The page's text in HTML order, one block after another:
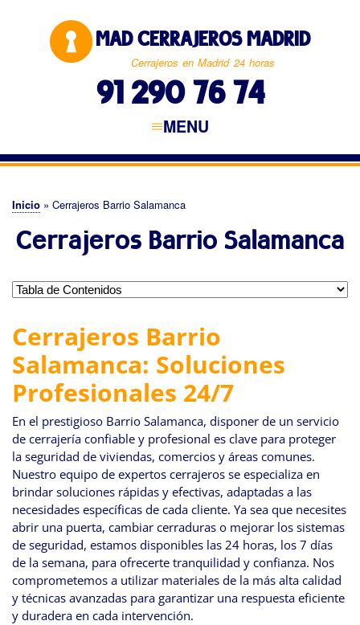
al
contenido
principal
MAD CERRAJEROS MADRID
Cerrajeros en Madrid 24 horas
91 290 76 74
principal
MENU
CERRAJEROS MADRID
MADRID CAPITAL
NORTE DE MADRID
ESTE DE MADRID
SUR DE MADRID
OESTE DE MADRID
Sobrescribir
enlaces
ayuda
la
navegación
Inicio Cerrajeros Barrio Salamanca
Cerrajeros Barrio Salamanca
Cerrajeros Barrio
Salamanca: Soluciones
Profesionales 24/7
En el prestigioso Barrio Salamanca, disponer de un servicio
de cerrajería confiable y profesional es clave para proteger
la seguridad de viviendas, comercios y áreas comunes.
Nuestro equipo de expertos cerrajeros se especializa en
brindar soluciones rápidas y efectivas, adaptadas a las
necesidades específicas de cada cliente. Ya sea que necesites
abrir una puerta, cambiar cerraduras o mejorar los sistemas
de seguridad, estamos disponibles las 24 horas, los 7 días
de la semana, para ofrecerte tranquilidad y confianza. Nos
comprometemos a utilizar materiales de la más alta calidad
y técnicas avanzadas para garantizar una respuesta eficiente
y duradera en cada intervención.